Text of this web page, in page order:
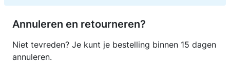
Annuleren en retourneren?
Niet tevreden? Je kunt je bestelling binnen 15 dagen
annuleren.